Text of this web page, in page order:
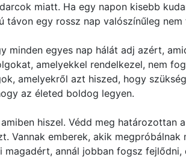
miatt. Ha egy napon kisebb
távon egy rossz nap valószínűleg
minden egyes nap hálát adj azért,
amelyekkel rendelkezel, nem
amelyekről azt hiszed, hogy
az életed boldog legyen.
hiszel. Védd meg határozottan
Vannak emberek, akik megpróbálnak
magadért, annál jobban fogsz fejlődni,